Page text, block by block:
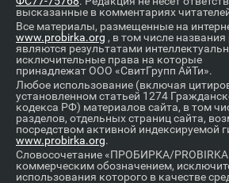
высказанные в комментариях
Все материалы, размещенные на
www.probirka.org , в том числе названия
являются результатами
исключительные права на которые
принадлежат ООО «СвитГрупп АйТи».
Любое использование (включая
установленном статьей 1274
кодекса РФ) материалов сайта, в том
разделов, отдельных страниц сайта,
посредством активной индексируемой
www.probirka.org.
Словосочетание «ПРОБИРКА/
коммерческим обозначением,
использования которого в качестве